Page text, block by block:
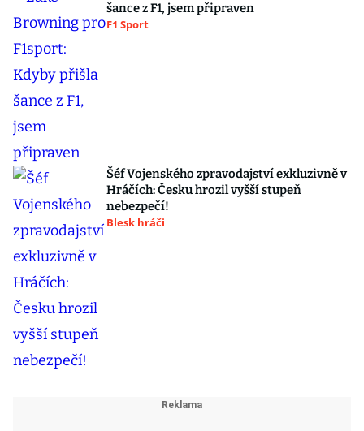
šance z F1, jsem připraven
F1 Sport
Šéf Vojenského zpravodajství exkluzivně v
Hráčích: Česku hrozil vyšší stupeň
nebezpečí!
Blesk hráči